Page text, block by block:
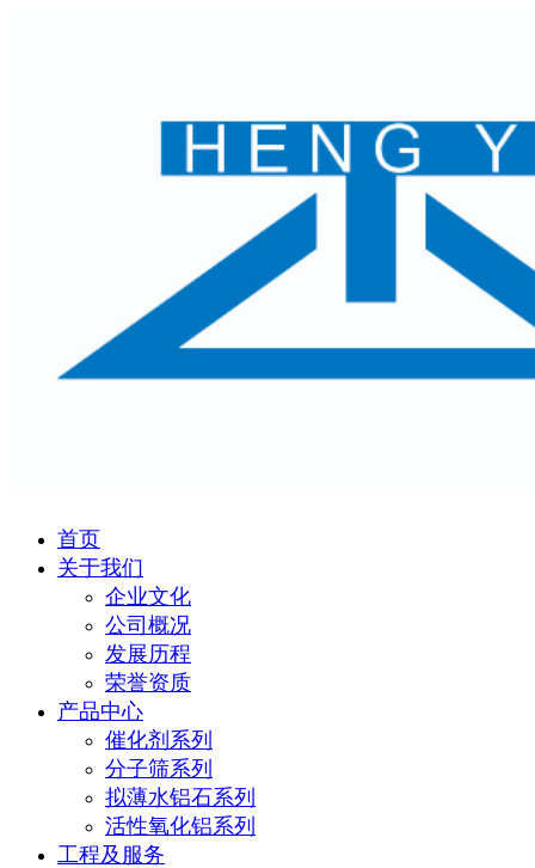
首页
关于我们
企业文化
公司概况
发展历程
荣誉资质
产品中心
催化剂系列
分子筛系列
拟薄水铝石系列
活性氧化铝系列
工程及服务